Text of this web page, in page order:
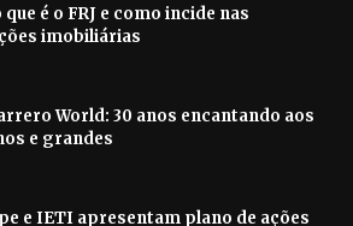
que é o FRJ e como incide nas
imobiliárias
World: 30 anos encantando aos
e grandes
e IETI apresentam plano de ações